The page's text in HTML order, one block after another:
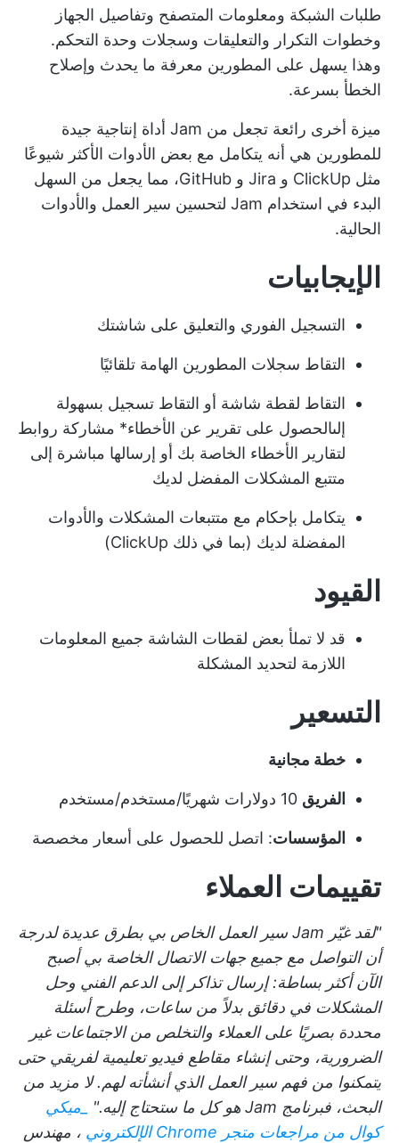
طلبات الشبكة ومعلومات المتصفح وتفاصيل الجهاز
وخطوات التكرار والتعليقات وسجلات وحدة التحكم.
وهذا يسهل على المطورين معرفة ما يحدث وإصلاح
الخطأ بسرعة.
ميزة أخرى رائعة تجعل من Jam أداة إنتاجية جيدة
للمطورين هي أنه يتكامل مع بعض الأدوات الأكثر شيوعًا
مثل ClickUp و Jira و GitHub، مما يجعل من السهل
البدء في استخدام Jam لتحسين سير العمل والأدوات
الحالية.
الإيجابيات
التسجيل الفوري والتعليق على شاشتك
التقاط سجلات المطورين الهامة تلقائيًا
التقاط لقطة شاشة أو التقاط تسجيل بسهولة
إلىالحصول على تقرير عن الأخطاء* مشاركة روابط
لتقارير الأخطاء الخاصة بك أو إرسالها مباشرة إلى
متتبع المشكلات المفضل لديك
يتكامل بإحكام مع متتبعات المشكلات والأدوات
المفضلة لديك (بما في ذلك ClickUp)
القيود
قد لا تملأ بعض لقطات الشاشة جميع المعلومات
اللازمة لتحديد المشكلة
التسعير
خطة مجانية
الفريق
المؤسسات: اتصل للحصول على أسعار مخصصة
تقييمات العملاء
"لقد غيّر Jam سير العمل الخاص بي بطرق عديدة لدرجة
أن التواصل مع جميع جهات الاتصال الخاصة بي أصبح
الآن أكثر بساطة: إرسال تذاكر إلى الدعم الفني وحل
المشكلات في دقائق بدلاً من ساعات، وطرح أسئلة
محددة بصريًا على العملاء والتخلص من الاجتماعات غير
الضرورية، وحتى إنشاء مقاطع فيديو تعليمية لفريقي حتى
يتمكنوا من فهم سير العمل الذي أنشأته لهم. لا مزيد من
البحث، فبرنامج Jam هو كل ما ستحتاج إليه."
ميكي
كوال من مراجعات متجر Chrome الإلكتروني
، مهندس